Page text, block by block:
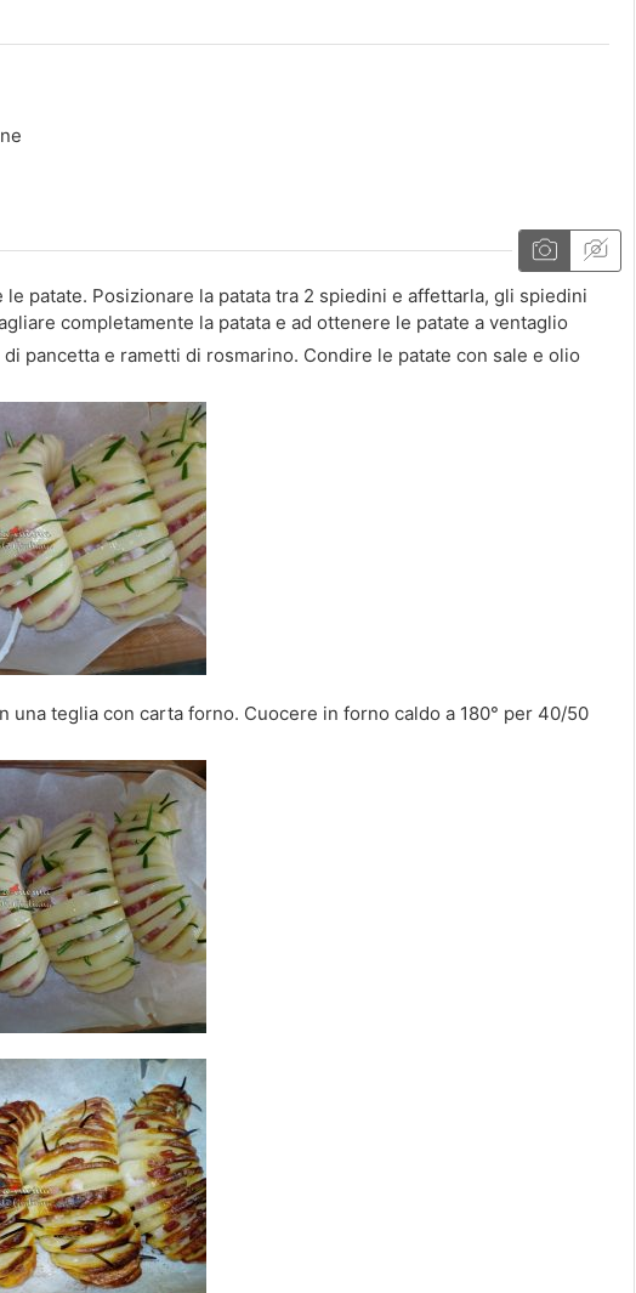
le patate. Posizionare la patata tra 2 spiedini e affettarla, gli spiedini
completamente la patata e ad ottenere le patate a ventaglio
pancetta e rametti di rosmarino. Condire le patate con sale e olio
una teglia con carta forno. Cuocere in forno caldo a 180° per 40/50